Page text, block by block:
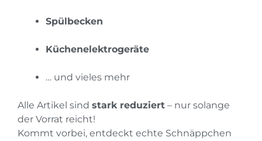
Spülbecken
Küchenelektrogeräte
… und vieles mehr
Alle Artikel sind stark reduziert – nur solange
der Vorrat reicht!
Kommt vorbei, entdeckt echte Schnäppchen